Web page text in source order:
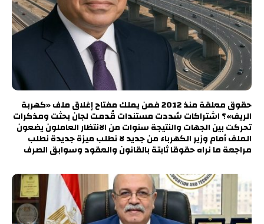
حقوق معلقة منذ 2012 فمن يملك مفتاح إغلاق ملف «كهربة
الريف»؟ اشتراكات سُددت مستندات قُدمت لجان بحثت ومذكرات
تحركت بين الجهات والنتيجة سنوات من الانتظار العاملون يضعون
الملف أمام وزير الكهرباء من جديد لا نطلب ميزة جديدة نطلب
مراجعة ما نراه حقوقا ثابتة بالقانون والعقود وسوابق الصرف